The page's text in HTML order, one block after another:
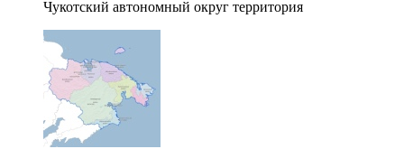
Чукотский автономный округ территория